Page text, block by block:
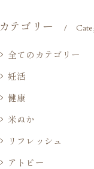
カテゴリー
全てのカテゴリー
妊活
健康
米ぬか
リフレッシュ
アトピー